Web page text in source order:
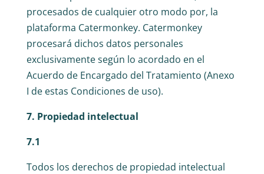
procesados de cualquier otro modo por, la
plataforma Catermonkey. Catermonkey
procesará dichos datos personales
exclusivamente según lo acordado en el
Acuerdo de Encargado del Tratamiento (Anexo
I de estas Condiciones de uso).
7. Propiedad intelectual
7.1
Todos los derechos de propiedad intelectual